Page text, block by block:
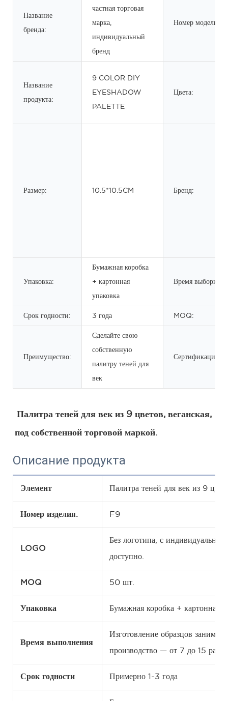
Название
бренда:
частная торговая
марка,
индивидуальный
бренд
Номер модели:
Название
продукта:
9 COLOR DIY
EYESHADOW
PALETTE
Цвета:
Размер: 10.5*10.5CM Бренд:
Упаковка:
Бумажная коробка
+ картонная
упаковка
Время выборки:
Срок годности: 3 года MOQ:
Преимущество:
Сделайте свою
собственную
палитру теней для
век
Сертификация:
Палитра теней для век из 9 цветов, веганская,
под собственной торговой маркой.
Описание продукта
Элемент Палитра теней для век из 9
Номер изделия. F9
LOGO
Без логотипа, с
доступно.
MOQ 50 шт.
Упаковка Бумажная коробка + картонная
Время выполнения
Изготовление образцов
производство — от 7 до 15
Срок годности Примерно 1-3 года